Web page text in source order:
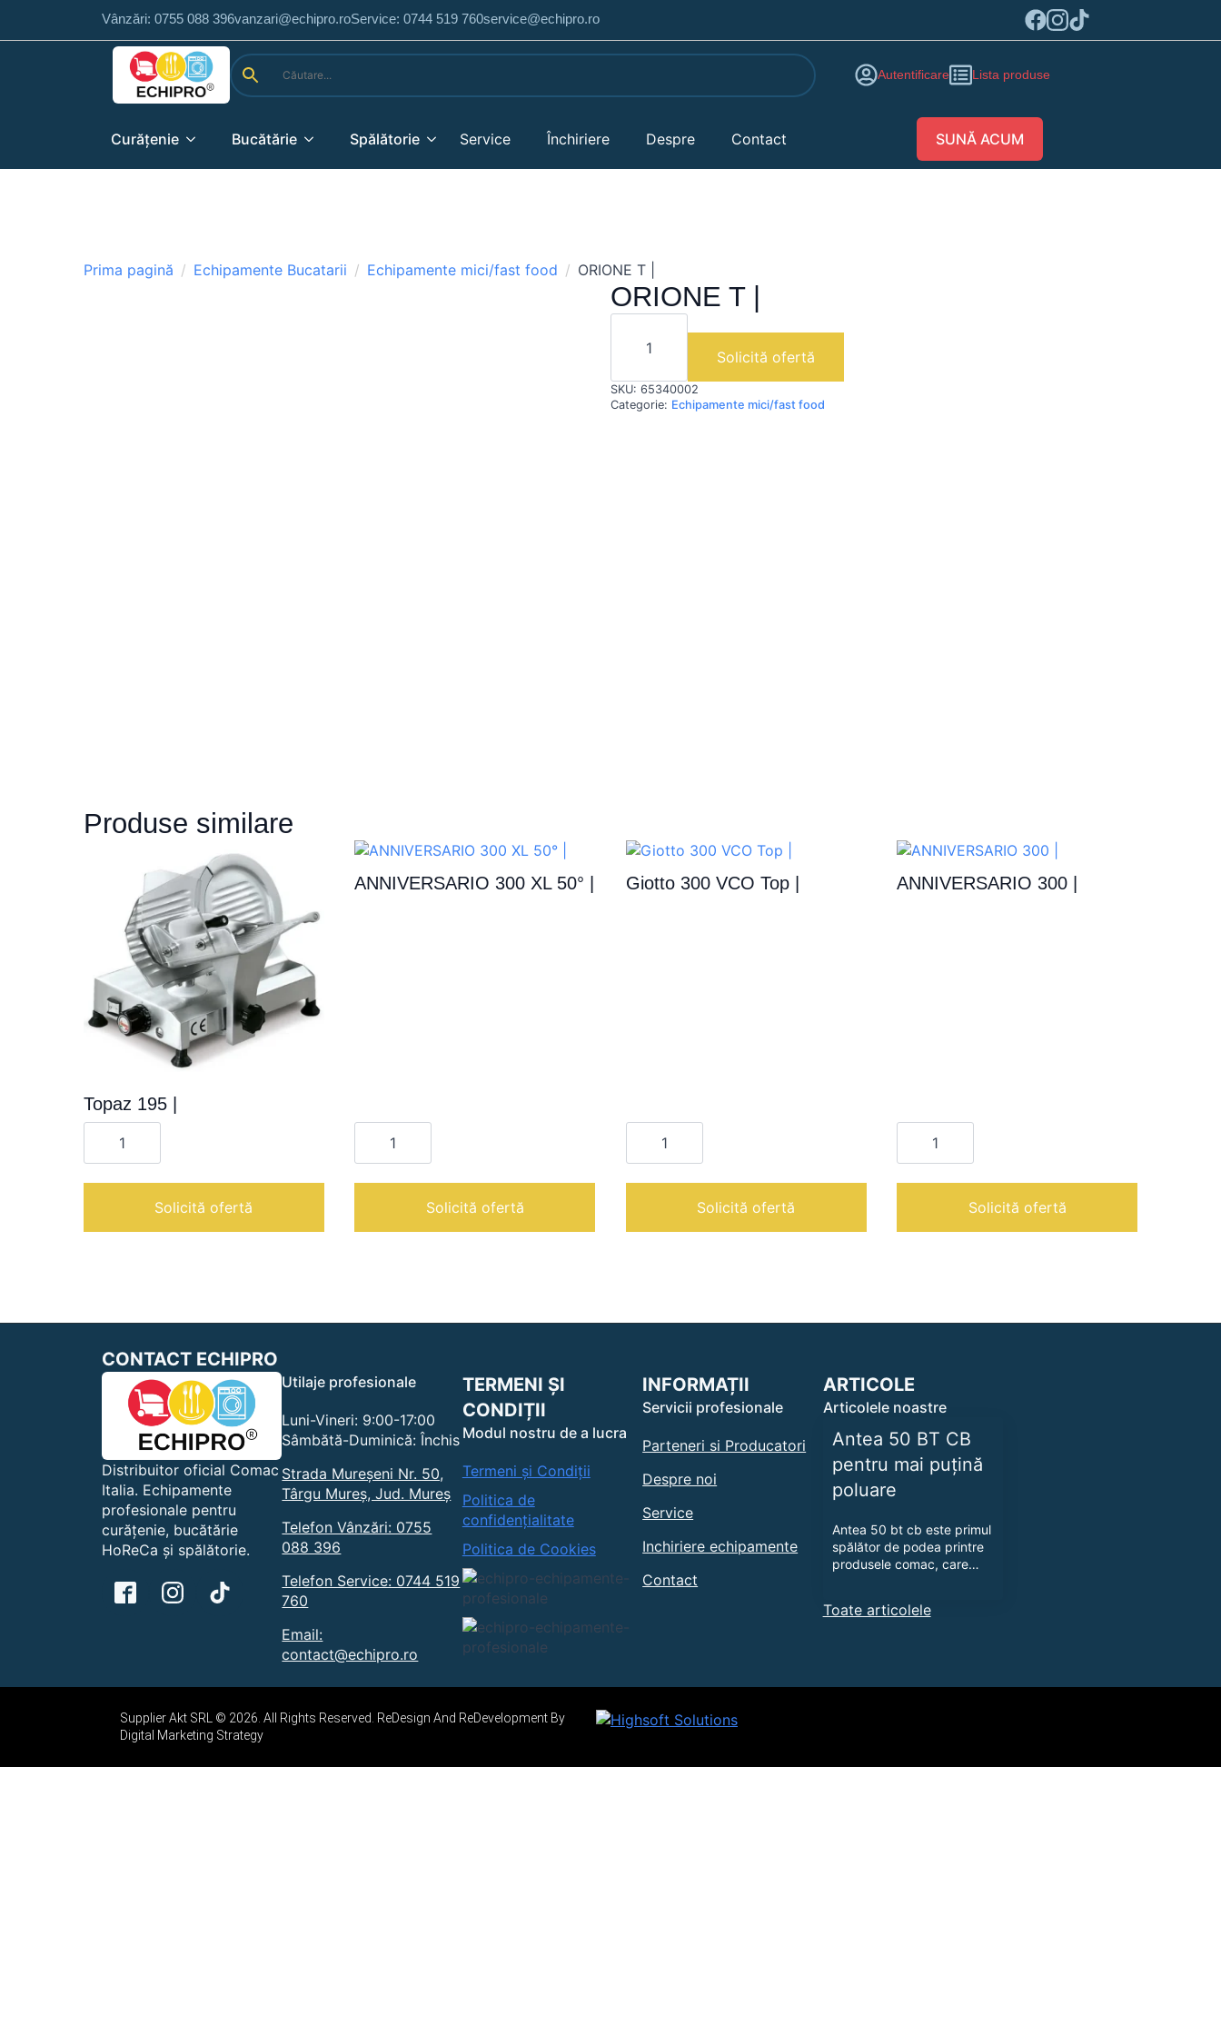
Vânzări: 0755 088 396vanzari@echipro.roService: 0744 519 760service@echipro.ro
Autentificare Lista produse
Curățenie Bucătărie Spălătorie Service Închiriere Despre Contact SUNĂ ACUM
Prima pagină Echipamente Bucatarii Echipamente mici/fast food ORIONE T |
ORIONE T |
Cantitate
Solicită ofertă
SKU: 65340002
Categorie: Echipamente mici/fast food
Produse similare
Topaz 195 |
Cantitate
Topaz
Solicită ofertă
ANNIVERSARIO 300 XL 50° |
Cantitate
ANNIVERSARIO
50°
Solicită ofertă
Giotto 300 VCO Top |
Cantitate
Giotto
Top
Solicită ofertă
ANNIVERSARIO 300 |
Cantitate
ANNIVERSARIO
Solicită ofertă
CONTACT ECHIPRO
Distribuitor oficial Comac
Italia. Echipamente
profesionale pentru
curățenie, bucătărie
HoReCa și spălătorie.
Utilaje profesionale
Luni-Vineri: 9:00-17:00
Sâmbătă-Duminică: Închis
Strada Mureșeni Nr. 50,
Târgu Mureș, Jud. Mureș
Telefon Vânzări: 0755
088 396
Telefon Service: 0744 519
760
Email:
contact@echipro.ro
TERMENI ȘI
CONDIȚII
Modul nostru de a lucra
Termeni și Condiții
Politica de
confidențialitate
Politica de Cookies
INFORMAȚII
Servicii profesionale
Parteneri si Producatori
Despre noi
Service
Inchiriere echipamente
Contact
ARTICOLE
Articolele noastre
Antea 50 BT CB
pentru mai puțină
poluare
Antea 50 bt cb este primul
spălător de podea printre
produsele comac, care…
Toate articolele
Supplier Akt SRL © 2026. All Rights Reserved. ReDesign And ReDevelopment By
Digital Marketing Strategy